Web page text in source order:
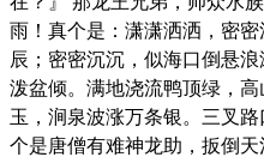
雨！真个是：潇潇洒洒，密
辰；密密沉沉，似海口倒悬
泼盆倾。满地浇流鸭顶绿，
玉，涧泉波涨万条银。三叉
个是唐僧有难神龙助，扳倒